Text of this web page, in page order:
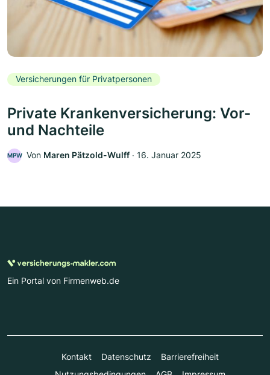
Versicherungen für Privatpersonen
Private Krankenversicherung: Vor-
und Nachteile
MPW Von Maren Pätzold-Wulff ‧ 16. Januar 2025
Ein Portal von Firmenweb.de
Kontakt Datenschutz
Barrierefreiheit